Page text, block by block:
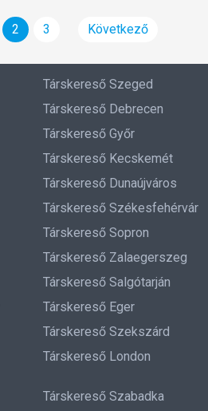
2 3 Következő
Társkereső Szeged
Társkereső Debrecen
Társkereső Győr
Társkereső Kecskemét
Társkereső Dunaújváros
Társkereső Székesfehérvár
Társkereső Sopron
Társkereső Zalaegerszeg
Társkereső Salgótarján
Társkereső Eger
Társkereső Szekszárd
Társkereső London
Társkereső Szabadka